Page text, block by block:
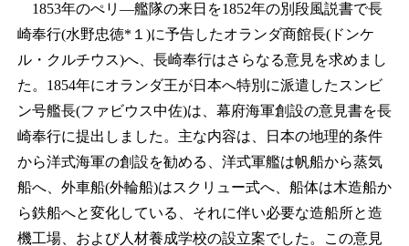
1853年のぺリ―艦隊の来日を1852年の別段風説書で長
崎奉行(水野忠徳* １ )に予告したオランダ商館長(ドンケ
ル・クルチウス)へ、長崎奉行はさらなる意見を求めまし
た。1854年にオランダ王が日本へ特別に派遣したスンビ
ン号艦長(ファビウス中佐)は、幕府海軍創設の意見書を長
崎奉行に提出しました。主な内容は、日本の地理的条件
から洋式海軍の創設を勧める、洋式軍艦は帆船から蒸気
船へ、外車船(外輪船)はスクリュー式へ、船体は木造船か
ら鉄船へと変化している、それに伴い必要な造船所と造
機工場、および人材養成学校の設立案でした。この意見